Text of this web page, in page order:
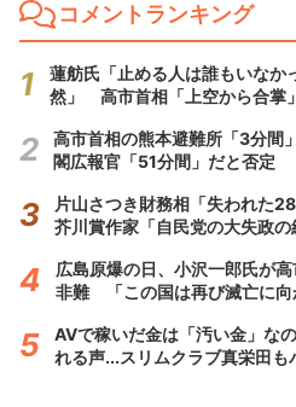
コメントランキング
蓮舫氏「止める人は誰もいなか
然」 高市首相「上空から合掌
高市首相の熊本避難所「3分
閣広報官「51分間」だと否定
片山さつき財務相「失われた
芥川賞作家「自民党の大失政の
広島原爆の日、小沢一郎氏が
非難 「この国は再び滅亡に向
AVで稼いだ金は「汚い金」な
れる声...スリムクラブ真栄田も